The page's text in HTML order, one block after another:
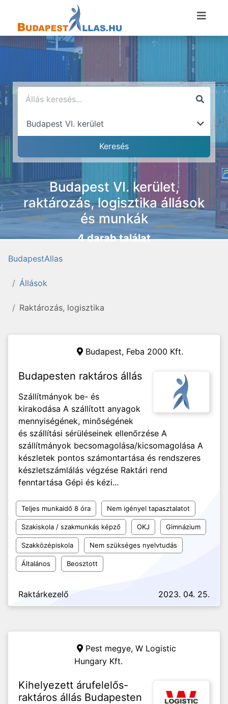
Budapest VI. kerület,
raktározás, logisztika állások
és munkák
4 darab találat
BudapestAllas
Állások
Raktározás, logisztika
Budapest, Feba 2000 Kft.
Budapesten raktáros állás
Szállítmányok be- és
kirakodása A szállított anyagok
mennyiségének, minőségének
és szállítási sérüléseinek ellenőrzése A
szállítmányok becsomagolása/kicsomagolása A
készletek pontos számontartása és rendszeres
készletszámlálás végzése Raktári rend
fenntartása Gépi és kézi...
Teljes munkaidő 8 óra Nem igényel tapasztalatot
Szakiskola / szakmunkás képző OKJ Gimnázium
Szakközépiskola Nem szükséges nyelvtudás
Általános Beosztott
Raktárkezelő 2023. 04. 25.
Pest megye, W Logistic
Hungary Kft.
Kihelyezett árufelelős-
raktáros állás Budapesten